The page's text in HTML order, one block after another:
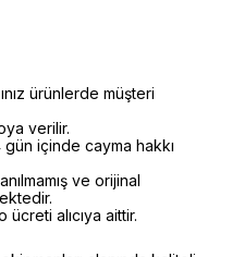
ürünlerde müşteri
verilir.
içinde cayma hakkı
ve orijinal
alıcıya aittir.